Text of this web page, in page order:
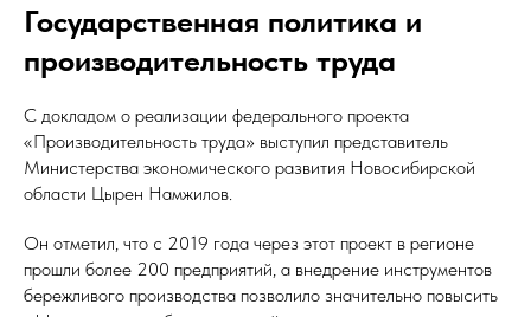
Государственная политика и
производительность труда
С докладом о реализации федерального проекта
«Производительность труда» выступил представитель
Министерства экономического развития Новосибирской
области Цырен Намжилов.
Он отметил, что с 2019 года через этот проект в регионе
прошли более 200 предприятий, а внедрение инструментов
бережливого производства позволило значительно повысить